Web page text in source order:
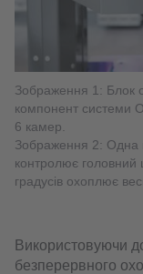
Зображення 1: Блок
компонент системи
6 камер.
Зображення 2: Одна
контролює головний
градусів охоплює
Використовуючи
безперервного